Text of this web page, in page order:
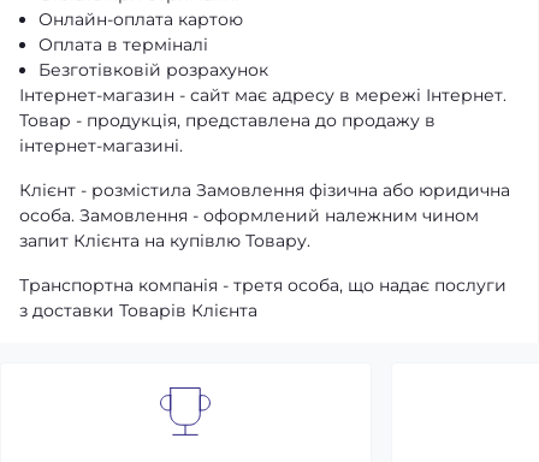
Онлайн-оплата картою
Оплата в терміналі
Безготівковій розрахунок
Інтернет-магазин - сайт має адресу в мережі Інтернет.
Товар - продукція, представлена ​​до продажу в
інтернет-магазині.
Клієнт - розмістила Замовлення фізична або юридична
особа. Замовлення - оформлений належним чином
запит Клієнта на купівлю Товару.
Транспортна компанія - третя особа, що надає послуги
з доставки Товарів Клієнта